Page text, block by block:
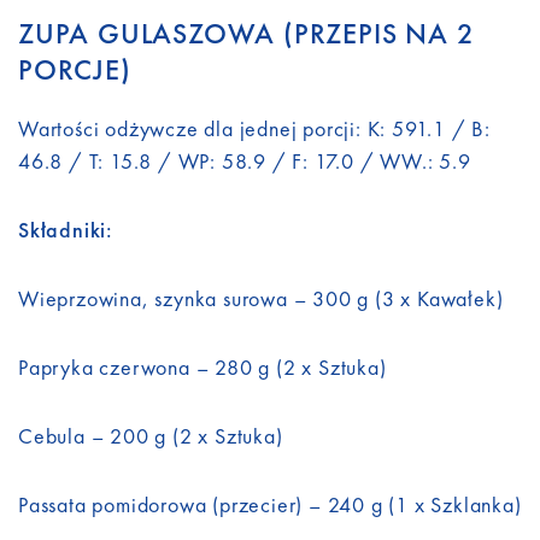
ZUPA GULASZOWA (PRZEPIS NA 2
PORCJE)
Wartości odżywcze dla jednej porcji: K: 591.1 / B:
46.8 / T: 15.8 / WP: 58.9 / F: 17.0 / WW.: 5.9
Składniki:
Wieprzowina, szynka surowa – 300 g (3 x Kawałek)
Papryka czerwona – 280 g (2 x Sztuka)
Cebula – 200 g (2 x Sztuka)
Passata pomidorowa (przecier) – 240 g (1 x Szklanka)